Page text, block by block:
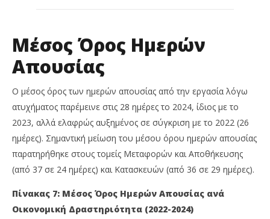
Μέσος Όρος Ημερών
Απουσίας
Ο μέσος όρος των ημερών απουσίας από την εργασία λόγω
ατυχήματος παρέμεινε στις 28 ημέρες το 2024, ίδιος με το
2023, αλλά ελαφρώς αυξημένος σε σύγκριση με το 2022 (26
ημέρες). Σημαντική μείωση του μέσου όρου ημερών απουσίας
παρατηρήθηκε στους τομείς Μεταφορών και Αποθήκευσης
(από 37 σε 24 ημέρες) και Κατασκευών (από 36 σε 29 ημέρες).
Πίνακας 7: Μέσος Όρος Ημερών Απουσίας ανά
Οικονομική Δραστηριότητα (2022-2024)